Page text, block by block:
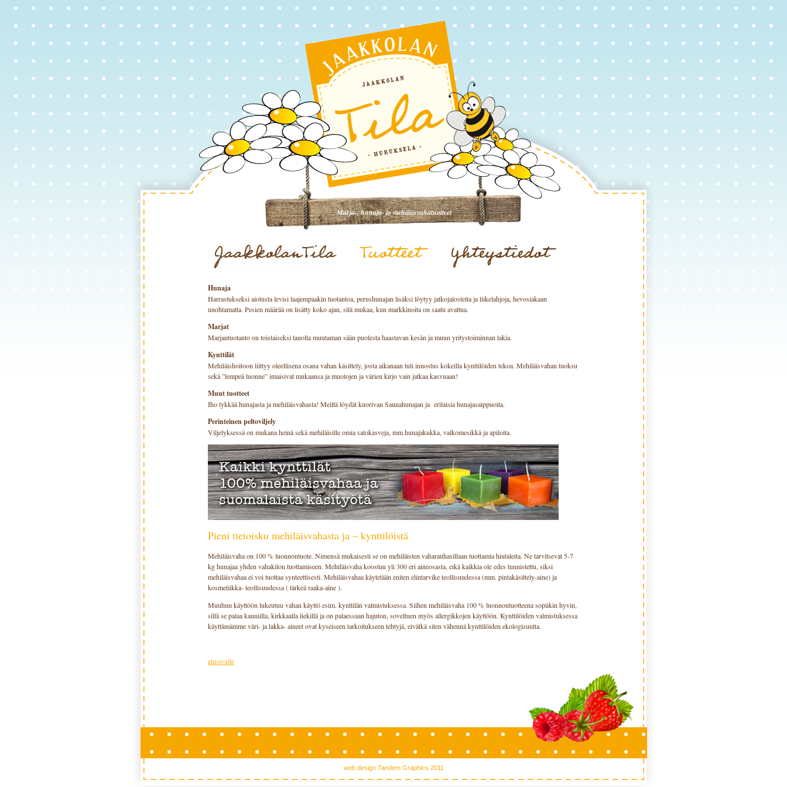
Marja-, hunaja- ja mehiläisvahatuotteet
Hunaja
Harrastukseksi aiotusta levisi laajempaakin tuotantoa, perushunajan lisäksi löytyy jatkojalosteita ja liikelahjoja, hevosiakaan
unohtamatta. Pesien määrää on lisätty koko ajan, sitä mukaa, kun markkinoita on saatu avattua.
Marjat
Marjantuotanto on toistaiseksi tauolla muutaman sään puolesta haastavan kesän ja muun yritystoiminnan takia.
Kynttilät
Mehiläishoitoon liittyy oleellisena osana vahan käsittely, josta aikanaan tuli innostus kokeilla kynttilöiden tekoa. Mehiläisvahan tuoksu
sekä ”lempeä luonne” imaisivat mukaansa ja muotojen ja värien kirjo vain jatkaa kasvuaan!
Muut tuotteet
Iho tykkää hunajasta ja mehiläisvahasta! Meiltä löydät kuorivan Saunahunajan ja erilaisia hunajasaippuoita.
Perinteinen peltoviljely
Viljelyksessä on mukana heinä sekä mehiläisille omia satokasveja, mm.hunajakukka, valkomesikkä ja apiloita.
Pieni tietoisku mehiläisvahasta ja – kynttilöistä
Mehiläisvaha on 100 % luonnontuote. Nimensä mukaisesti se on mehiläisten vaharauhasillaan tuottamia hiutaleita. Ne tarvitsevat 5-7
kg hunajaa yhden vahakilon tuottamiseen. Mehiläisvaha koostuu yli 300 eri aineosasta, eikä kaikkia ole edes tunnistettu, siksi
mehiläisvahaa ei voi tuottaa synteettisesti. Mehiläisvahaa käytetään eniten elintarvike teollisuudessa (mm. pintakäsittely-aine) ja
kosmetiikka- teollisuudessa ( tärkeä raaka-aine ).
Muuhun käyttöön lukeutuu vahan käyttö esim. kynttilän valmistuksessa. Siihen mehiläisvaha 100 % luonnontuotteena sopiikin hyvin,
sillä se palaa kauniilla, kirkkaalla liekillä ja on palaessaan hajuton, soveltuen myös allergikkojen käyttöön. Kynttilöiden valmistuksessa
käyttämämme väri- ja lakka- aineet ovat kyseiseen tarkoitukseen tehtyjä, eivätkä siten vähennä kynttilöiden ekologisuutta.
etusivulle
web design Tandem Graphics 2011